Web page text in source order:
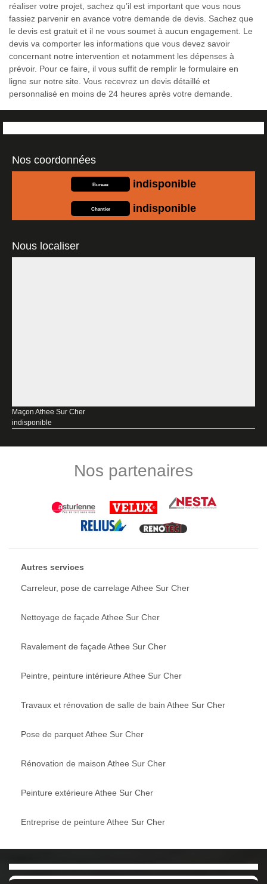
réaliser votre projet, sachez qu’il est important que vous nous
fassiez parvenir en avance votre demande de devis. Sachez que
le devis est gratuit et il ne vous soumet à aucun engagement. Le
devis va comporter les informations que vous devez savoir
concernant notre intervention et notamment les dépenses à
prévoir. Pour ce faire, il vous suffit de remplir le formulaire en
ligne sur notre site. Vous recevrez un devis détaillé et
personnalisé en moins de 24 heures après votre demande.
Nos coordonnées
Bureau indisponible
Chantier indisponible
Nous localiser
Maçon Athee Sur Cher
indisponible
Nos partenaires
Autres services
Carreleur, pose de carrelage Athee Sur Cher
Nettoyage de façade Athee Sur Cher
Ravalement de façade Athee Sur Cher
Peintre, peinture intérieure Athee Sur Cher
Travaux et rénovation de salle de bain Athee Sur Cher
Pose de parquet Athee Sur Cher
Rénovation de maison Athee Sur Cher
Peinture extérieure Athee Sur Cher
Entreprise de peinture Athee Sur Cher